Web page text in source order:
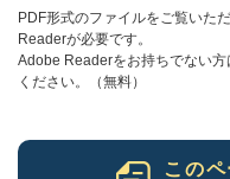
PDF形式のファイルをご覧いた
Readerが必要です。
Adobe Readerをお持ちでない
ください。（無料）
この